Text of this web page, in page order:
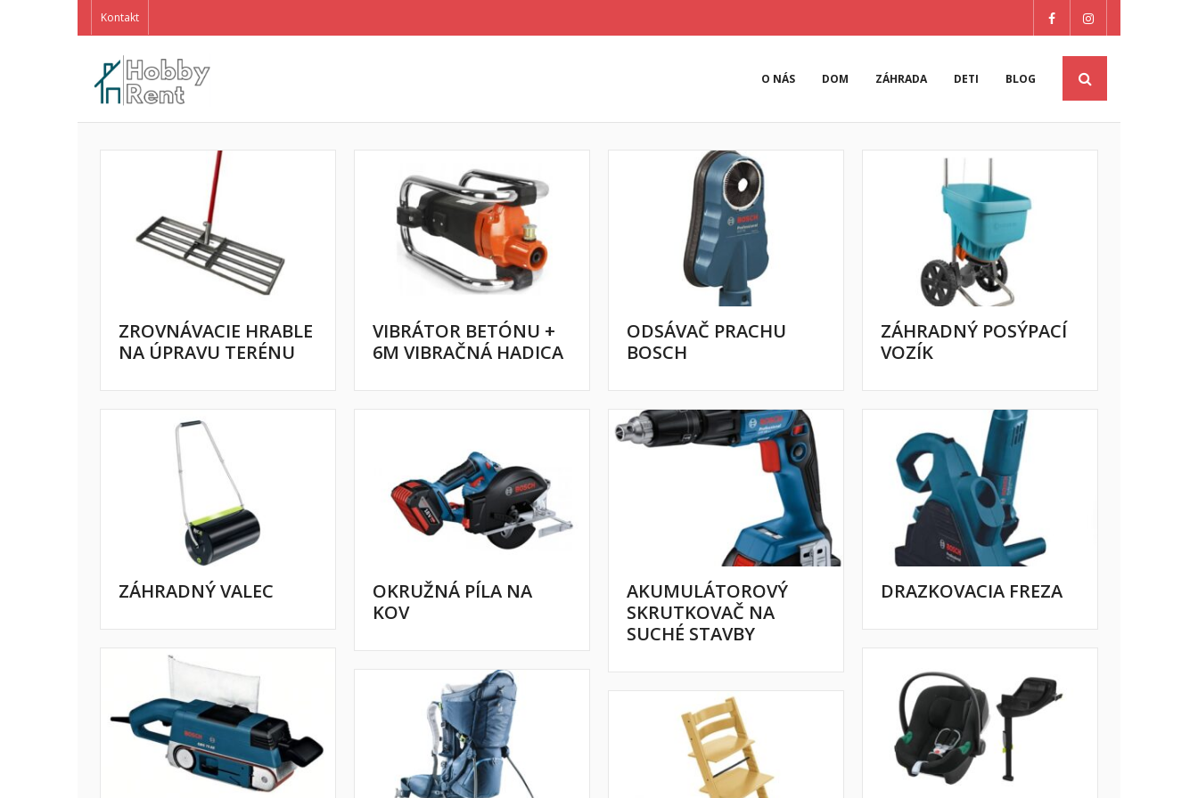
Kontakt
O NÁS DOM ZÁHRADA DETI BLOG
ZROVNÁVACIE HRABLE
NA ÚPRAVU TERÉNU
VIBRÁTOR BETÓNU +
6M VIBRAČNÁ HADICA
ODSÁVAČ PRACHU
BOSCH
ZÁHRADNÝ POSÝPACÍ
VOZÍK
ZÁHRADNÝ VALEC
OKRUŽNÁ PÍLA NA
KOV
AKUMULÁTOROVÝ
SKRUTKOVAČ NA
SUCHÉ STAVBY
DRAZKOVACIA FREZA